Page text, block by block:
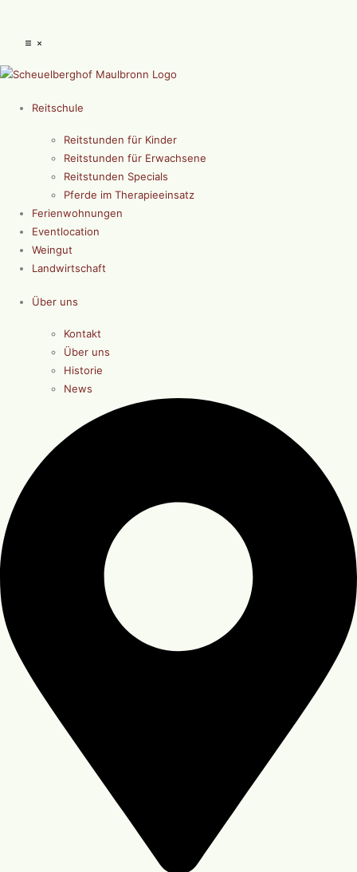
Reitschule
Reitstunden für Kinder
Reitstunden für Erwachsene
Reitstunden Specials
Pferde im Therapieeinsatz
Ferienwohnungen
Eventlocation
Weingut
Landwirtschaft
Über uns
Kontakt
Über uns
Historie
News